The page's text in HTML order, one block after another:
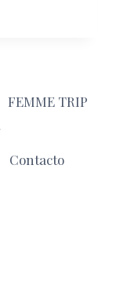
FEMME TRIP
Contacto